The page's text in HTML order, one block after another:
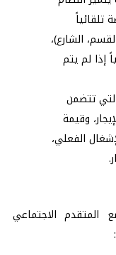
تلقائياً
الشارع)،
إذا لم يتم
تتضمن
وقيمة
الفعلي،
المتقدم الاجتماعي